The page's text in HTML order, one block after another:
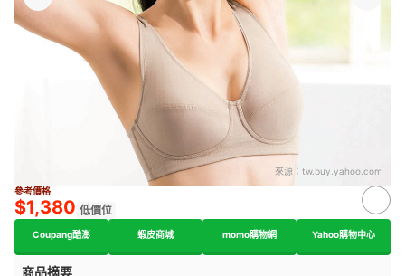
來源： tw.buy.yahoo.com
參考價格
$1,380 低價位
Coupang酷澎 蝦皮商城 momo購物網 Yahoo購物中心
商品摘要